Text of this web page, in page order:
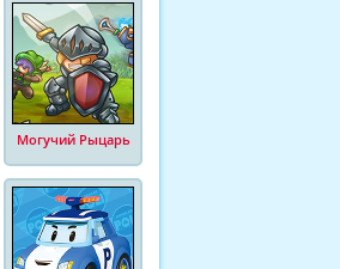
Могучий Рыцарь